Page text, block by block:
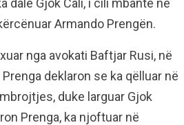
dalë Gjok Cali, i cili mbante në
Armando Prengën.
nga avokati Baftjar Rusi, në
deklaron se ka qëlluar në
duke larguar Gjok
Prenga, ka njoftuar në